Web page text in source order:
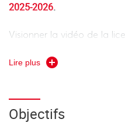
2025-2026.
Visionner la vidéo de la
La Licence mention
et statistiques
contemporaine.
Lire plus
Objectifs